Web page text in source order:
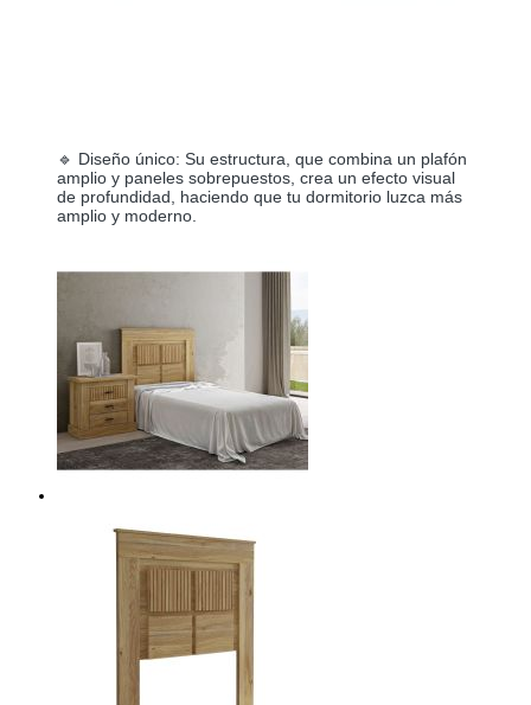
🔹 Diseño único: Su estructura, que combina un plafón
amplio y paneles sobrepuestos, crea un efecto visual
de profundidad, haciendo que tu dormitorio luzca más
amplio y moderno.